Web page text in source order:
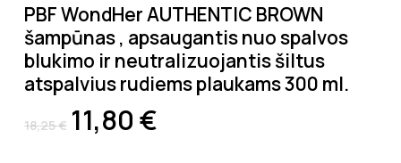
PBF WondHer AUTHENTIC BROWN
šampūnas , apsaugantis nuo spalvos
blukimo ir neutralizuojantis šiltus
atspalvius rudiems plaukams 300 ml.
18,25€ 11,80€